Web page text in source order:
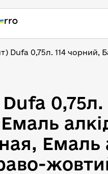
Dufa 0,75л. 114 чорний,
Емаль